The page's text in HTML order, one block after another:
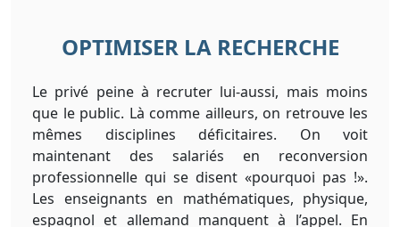
OPTIMISER LA RECHERCHE
Le privé peine à recruter lui-aussi, mais moins
que le public. Là comme ailleurs, on retrouve les
mêmes disciplines déficitaires. On voit
maintenant des salariés en reconversion
professionnelle qui se disent «pourquoi pas !».
Les enseignants en mathématiques, physique,
espagnol et allemand manquent à l’appel. En